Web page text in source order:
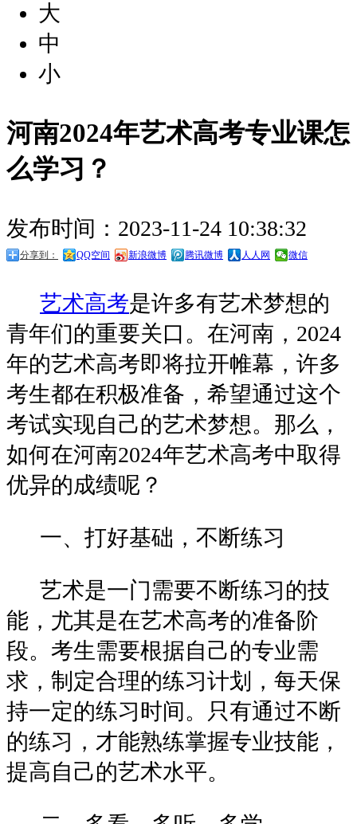
大
中
小
河南2024年艺术高考专业课怎
么学习？
发布时间：2023-11-24 10:38:32
分享到： QQ空间 新浪微博 腾讯微博 人人网 微信
艺术高考是许多有艺术梦想的
青年们的重要关口。在河南，2024
年的艺术高考即将拉开帷幕，许多
考生都在积极准备，希望通过这个
考试实现自己的艺术梦想。那么，
如何在河南2024年艺术高考中取得
优异的成绩呢？
一、打好基础，不断练习
艺术是一门需要不断练习的技
能，尤其是在艺术高考的准备阶
段。考生需要根据自己的专业需
求，制定合理的练习计划，每天保
持一定的练习时间。只有通过不断
的练习，才能熟练掌握专业技能，
提高自己的艺术水平。